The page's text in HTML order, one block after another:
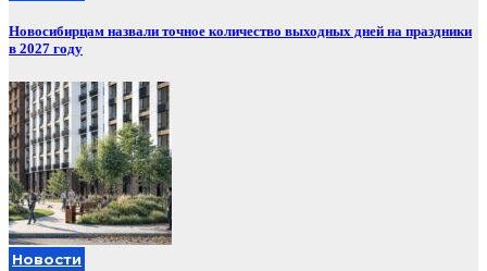
Новосибирцам назвали точное количество выходных дней на праздники
в 2027 году
Новости